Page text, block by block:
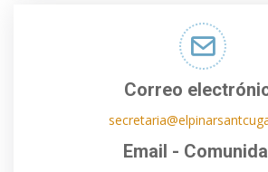
Correo
Email -